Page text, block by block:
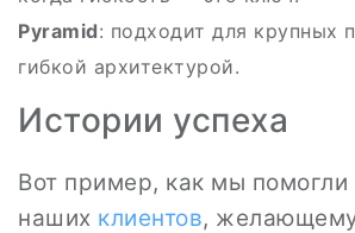
Pyramid: подходит для крупных
гибкой архитектурой.
Истории успеха
Вот пример, как мы помогли
наших клиентов,